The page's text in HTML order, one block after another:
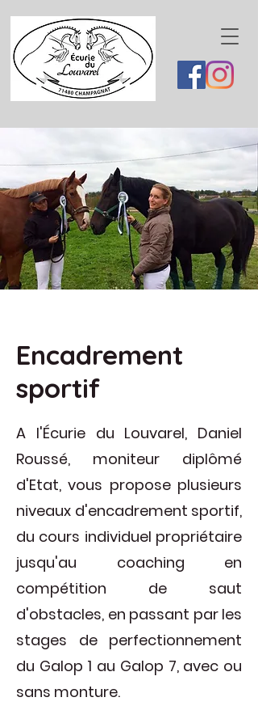
Encadrement
sportif
A l'Écurie du Louvarel, Daniel
Roussé, moniteur diplômé
d'Etat, vous propose plusieurs
niveaux d'encadrement sportif,
du cours individuel propriétaire
jusqu'au coaching en
compétition de saut
d'obstacles, en passant par les
stages de perfectionnement
du Galop 1 au Galop 7, avec ou
sans monture.